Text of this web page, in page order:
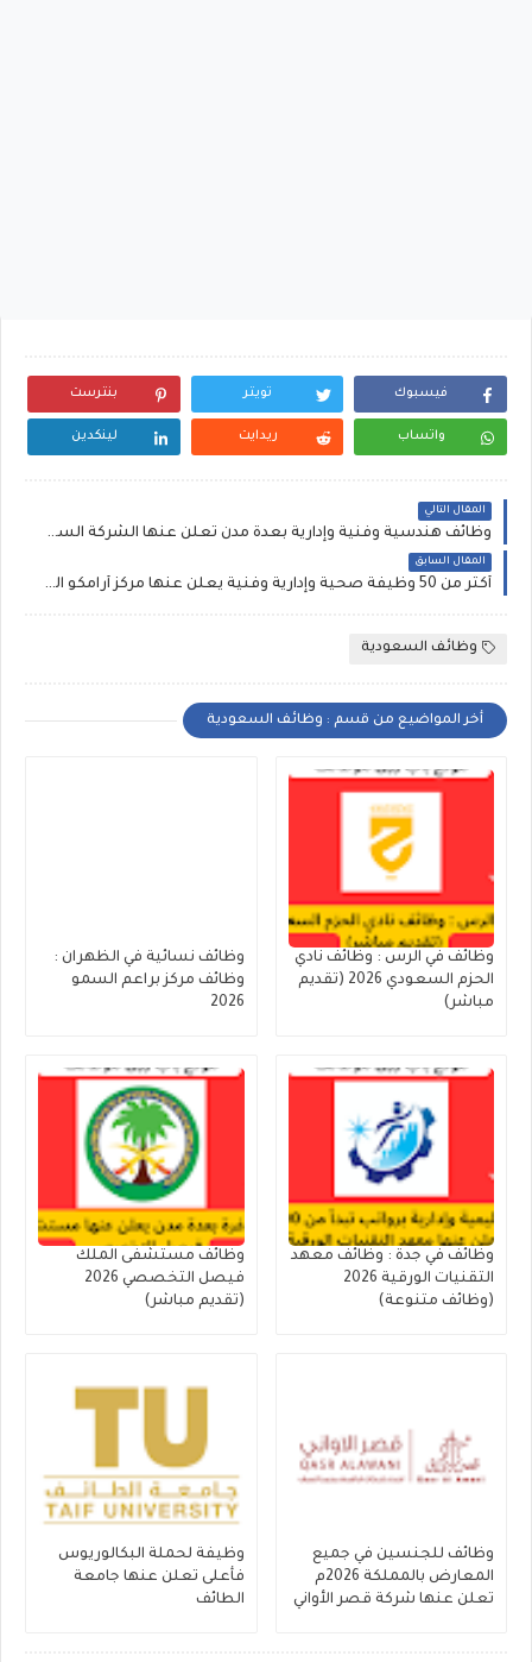
فيسبوك تويتر بنترست
واتساب ريدايت لينكدين
المقال التالي
وظائف هندسية وفنية وإدارية بعدة مدن تعلن عنها الشركة السعودية للخدمات
المقال السابق
أكثر من 50 وظيفة صحية وإدارية وفنية يعلن عنها مركز أرامكو الطبي
وظائف السعودية
أخر المواضيع من قسم : وظائف السعودية
وظائف في الرس : وظائف نادي
الحزم السعودي 2026 (تقديم
مباشر)
وظائف نسائية في الظهران :
وظائف مركز براعم السمو
2026
وظائف في جدة : وظائف معهد
التقنيات الورقية 2026
(وظائف متنوعة)
وظائف مستشفى الملك
فيصل التخصصي 2026
(تقديم مباشر)
وظائف للجنسين في جميع
المعارض بالمملكة 2026م
تعلن عنها شركة قصر الأواني
وظيفة لحملة البكالوريوس
فأعلى تعلن عنها جامعة
الطائف